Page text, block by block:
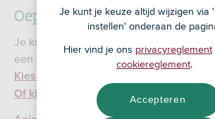
Oeps! Geen video
Je kunt de video over dit onderwerp
een vereiste cookie hebt uitgeschakeld.
Kies een andere cookie-instelling
Of kijk deze video op youtube.com
Je kunt je keuze altijd wijzigen via
instellen' onderaan de
Hier vind je ons privacyreglement
cookiereglement.
Accepteren